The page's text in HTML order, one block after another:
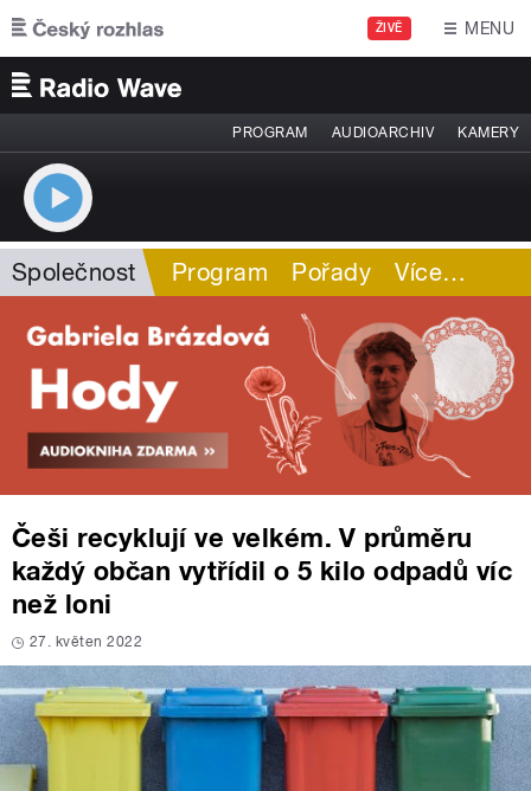
Přejít k hlavnímu obsahu
ŽIVĚ MENU
PROGRAM AUDIOARCHIV KAMERY
Společnost Program Pořady Více…
Češi recyklují ve velkém. V průměru
každý občan vytřídil o 5 kilo odpadů víc
než loni
27. květen 2022